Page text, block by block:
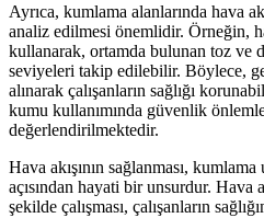
Ayrıca, kumlama alanlarında hava
analiz edilmesi önemlidir. Örneğin,
kullanarak, ortamda bulunan toz ve
seviyeleri takip edilebilir. Böylece,
alınarak çalışanların sağlığı
kumu kullanımında güvenlik
değerlendirilmektedir.
Hava akışının sağlanması,
açısından hayati bir unsurdur. Hava
şekilde çalışması, çalışanların